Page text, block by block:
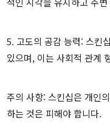
5. 고도의 공감 능력: 스킨
있으며, 이는 사회적 관계
주의 사항: 스킨십은 개인
하는 것은 피해야 합니다.